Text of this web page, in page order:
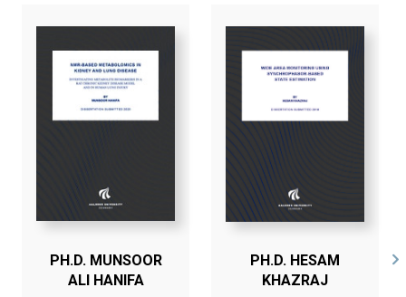
PH.D. MUNSOOR
ALI HANIFA
PH.D. HESAM
KHAZRAJ